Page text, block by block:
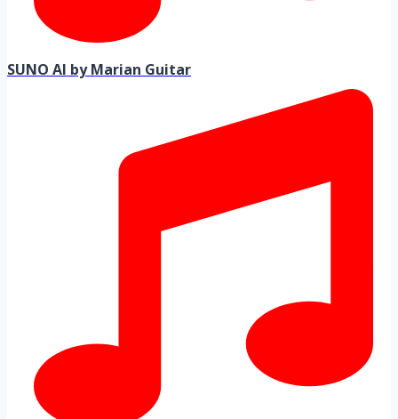
SUNO AI by Marian Guitar